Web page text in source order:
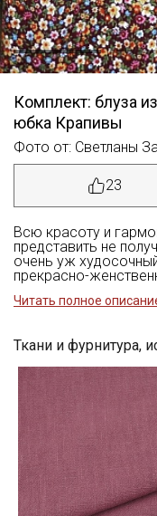
Комплект: блуза
юбка Крапивы
Фото от: Светланы
23
Всю красоту и
представить не
очень уж
прекрасно-женственна,
Мануфактуре
неимоверно
одновременно
поверхностью,
мелкий невысокий
ничего сильно
складочки только
оборочки. А еще
прекрасно
очень трудно. В
купила еще один
другого более
Ну а крапиву давно
Читать полное
Ткани и фурнитура,